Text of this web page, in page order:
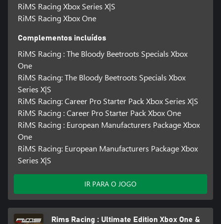
RiMS Racing Xbox Series X|S
RiMS Racing Xbox One
Complementos incluídos
RiMS Racing : The Bloody Beetroots Specials Xbox
One
RiMS Racing: The Bloody Beetroots Specials Xbox
Series X|S
RiMS Racing: Career Pro Starter Pack Xbox Series X|S
RiMS Racing : Career Pro Starter Pack Xbox One
RiMS Racing : European Manufacturers Package Xbox
One
RiMS Racing: European Manufacturers Package Xbox
Series X|S
IR PARA O JOGO
Rims Racing : Ultimate Edition Xbox One &